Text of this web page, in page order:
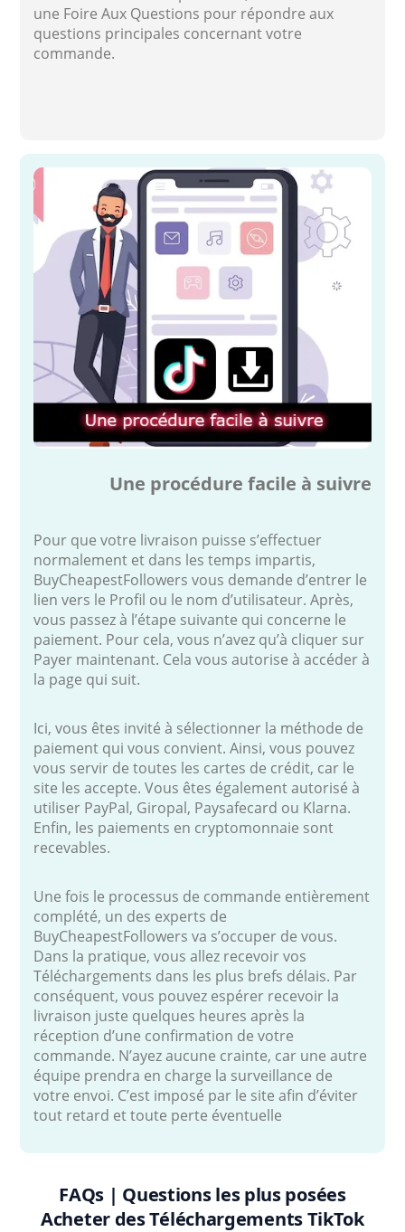
une Foire Aux Questions pour répondre aux
questions principales concernant votre
commande.
Une procédure facile à suivre
Pour que votre livraison puisse s’effectuer
normalement et dans les temps impartis,
BuyCheapestFollowers vous demande d’entrer le
lien vers le Profil ou le nom d’utilisateur. Après,
vous passez à l’étape suivante qui concerne le
paiement. Pour cela, vous n’avez qu’à cliquer sur
Payer maintenant. Cela vous autorise à accéder à
la page qui suit.
Ici, vous êtes invité à sélectionner la méthode de
paiement qui vous convient. Ainsi, vous pouvez
vous servir de toutes les cartes de crédit, car le
site les accepte. Vous êtes également autorisé à
utiliser PayPal, Giropal, Paysafecard ou Klarna.
Enfin, les paiements en cryptomonnaie sont
recevables.
Une fois le processus de commande entièrement
complété, un des experts de
BuyCheapestFollowers va s’occuper de vous.
Dans la pratique, vous allez recevoir vos
Téléchargements dans les plus brefs délais. Par
conséquent, vous pouvez espérer recevoir la
livraison juste quelques heures après la
réception d’une confirmation de votre
commande. N’ayez aucune crainte, car une autre
équipe prendra en charge la surveillance de
votre envoi. C’est imposé par le site afin d’éviter
tout retard et toute perte éventuelle
FAQs | Questions les plus posées
Acheter des Téléchargements TikTok